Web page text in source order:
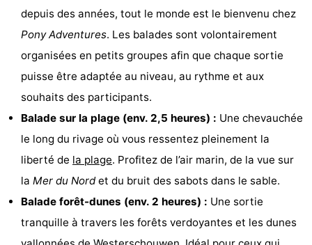
Hof
van
Haamstede
Schouwen
Schouwse
Valleien
Soeten
Haert
Wijde
Blick
Zeeland
Village
Zeeuwse
Kust
Zonnedorp
-
Hôtels
depuis des années, tout le monde est le bienvenu chez
Pony Adventures. Les balades sont volontairement
organisées en petits groupes afin que chaque sortie
puisse être adaptée au niveau, au rythme et aux
souhaits des participants.
Balade sur la plage (env. 2,5 heures) : Une chevauchée
le long du rivage où vous ressentez pleinement la
liberté de la plage. Profitez de l’air marin, de la vue sur
la Mer du Nordet du bruit des sabots dans le sable.
Balade forêt-dunes (env. 2 heures) : Une sortie
tranquille à travers les forêts verdoyantes et les dunes